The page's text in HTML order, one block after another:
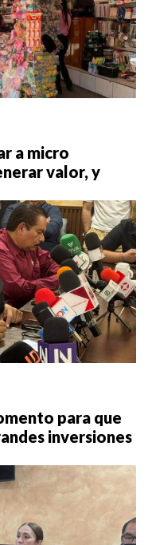
a micro
valor, y
para que
inversiones